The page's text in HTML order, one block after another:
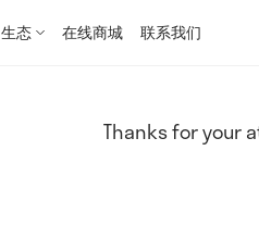
生态 在线商城 联系我们
Thanks for your